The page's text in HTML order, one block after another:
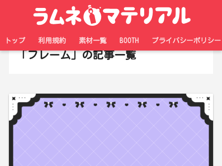
トップ 利用規約 素材一覧 BOOTH プライバシーポリシー
「フレーム」の記事一覧